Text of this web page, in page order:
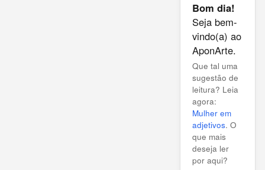
Bom dia!
Seja bem-
vindo(a) ao
AponArte.
Que tal uma
sugestão de
leitura? Leia
agora:
Mulher em
adjetivos. O
que mais
deseja ler
por aqui?